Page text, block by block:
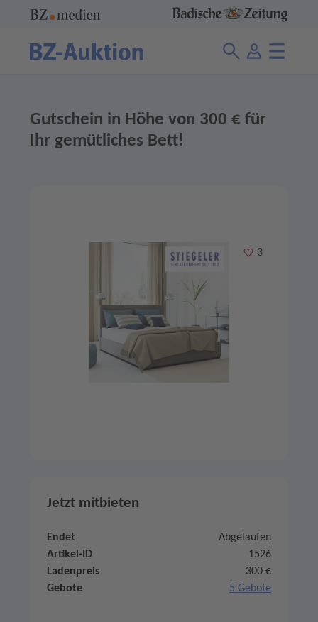
Gutschein in Höhe von 300 € für
Ihr gemütliches Bett!
Merken
3
Jetzt mitbieten
Endet
Abgelaufen
Artikel-ID
1526
Ladenpreis
300 €
Gebote
5 Gebote